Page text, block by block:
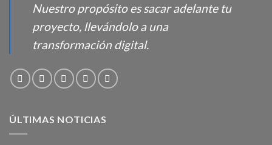
Nuestro propósito es sacar adelante tu
proyecto, llevándolo a una
transformación digital.
ÚLTIMAS NOTICIAS